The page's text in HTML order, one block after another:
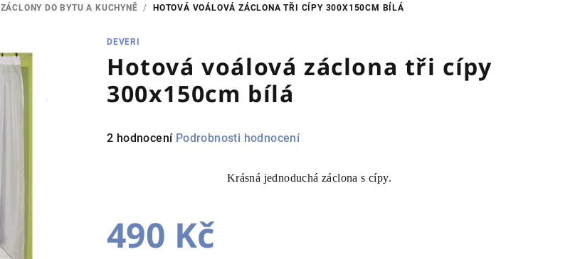
ZÁCLONY DO BYTU A KUCHYNĚ / HOTOVÁ VOÁLOVÁ ZÁCLONA TŘI CÍPY 300X150CM BÍLÁ
DEVERI
Hotová voálová záclona tři cípy
300x150cm bílá
Průměrné
5
2 hodnocení Podrobnosti hodnocení
Krásná jednoduchá záclona s cípy.
490 Kč